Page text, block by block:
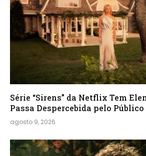
Série “Sirens” da Netflix Tem
Passa Despercebida pelo Público
agosto 9, 2026